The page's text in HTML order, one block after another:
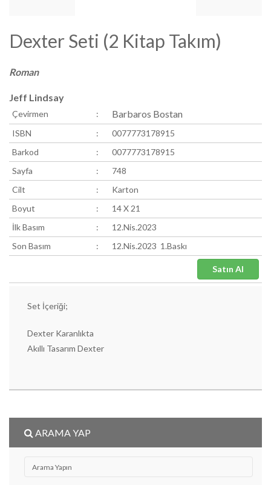
Dexter Seti (2 Kitap Takım)
Roman
Jeff Lindsay
Çevirmen : Barbaros Bostan
ISBN :
0077773178915
Barkod
:
0077773178915
Sayfa
:
748
Cilt
:
Karton
Boyut
:
14 X 21
İlk Basım
:
12.Nis.2023
Son Basım
: 12.Nis.2023 1.Baskı
Set İçeriği;
Dexter Karanlıkta
Akıllı Tasarım Dexter
ARAMA YAP